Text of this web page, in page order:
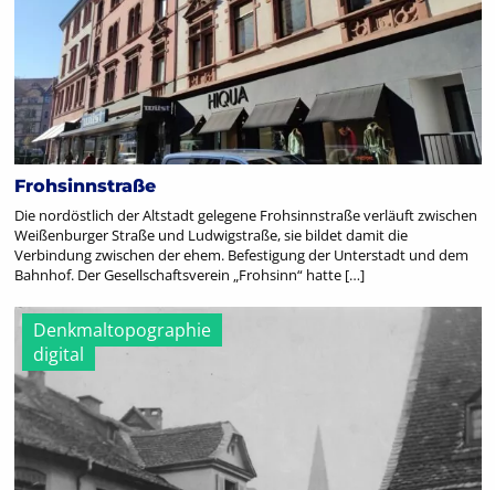
Frohsinnstraße
Die nordöstlich der Altstadt gelegene Frohsinnstraße verläuft zwischen
Weißenburger Straße und Ludwigstraße, sie bildet damit die
Verbindung zwischen der ehem. Befestigung der Unterstadt und dem
Bahnhof. Der Gesellschaftsverein „Frohsinn“ hatte […]
Denkmaltopographie
digital